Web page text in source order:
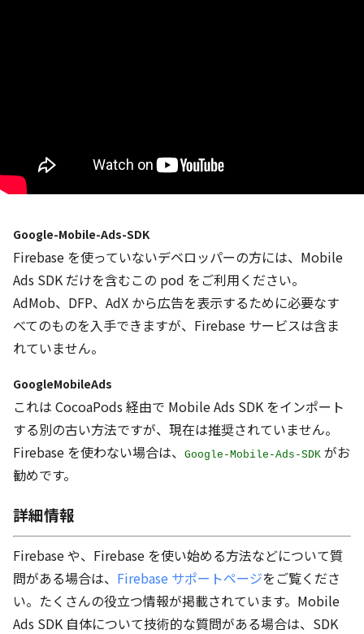
Google-Mobile-Ads-SDK
Firebase を使っていないデベロッパーの方には、Mobile
Ads SDK だけを含むこの pod をご利用ください。
AdMob、DFP、AdX から広告を表示するために必要なす
べてのものを入手できますが、Firebase サービスは含ま
れていません。
GoogleMobileAds
これは CocoaPods 経由で Mobile Ads SDK をインポート
する別の古い方法ですが、現在は推奨されていません。
Firebase を使わない場合は、
Google-Mobile-Ads-SDK がお
勧めです。
詳細情報
Firebase や、Firebase を使い始める方法などについて質
問がある場合は、 Firebase サポートページをご覧くださ
い。たくさんの役立つ情報が掲載されています。Mobile
Ads SDK 自体について技術的な質問がある場合は、SDK